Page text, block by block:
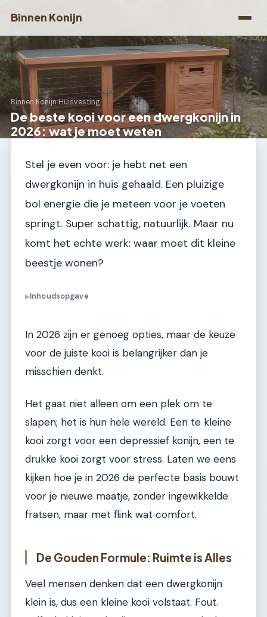
Binnen Konijn
Binnen Konijn›Huisvesting
De beste kooi voor een dwergkonijn in
2026: wat je moet weten
Stel je even voor: je hebt net een
dwergkonijn in huis gehaald. Een pluizige
bol energie die je meteen voor je voeten
springt. Super schattig, natuurlijk. Maar nu
komt het echte werk: waar moet dit kleine
beestje wonen?
▶Inhoudsopgave
In 2026 zijn er genoeg opties, maar de keuze
voor de juiste kooi is belangrijker dan je
misschien denkt.
Het gaat niet alleen om een plek om te
slapen; het is hun hele wereld. Een te kleine
kooi zorgt voor een depressief konijn, een te
drukke kooi zorgt voor stress. Laten we eens
kijken hoe je in 2026 de perfecte basis bouwt
voor je nieuwe maatje, zonder ingewikkelde
fratsen, maar met flink wat comfort.
De Gouden Formule: Ruimte is Alles
Veel mensen denken dat een dwergkonijn
klein is, dus een kleine kooi volstaat. Fout.